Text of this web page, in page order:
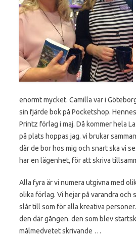
enormt mycket. Camilla var i
sin fjärde bok på Pocketshop.
Printz förlag i maj. Då kommer hela
på plats hoppas jag. vi brukar
där de bor hos mig och snart ska vi
har en lägenhet, för att skriva
Alla fyra är vi numera utgivna med
olika förlag. Vi hejar på varandra och
slår till som för alla kreativa
den där gången. den som blev
målmedvetet skrivande …